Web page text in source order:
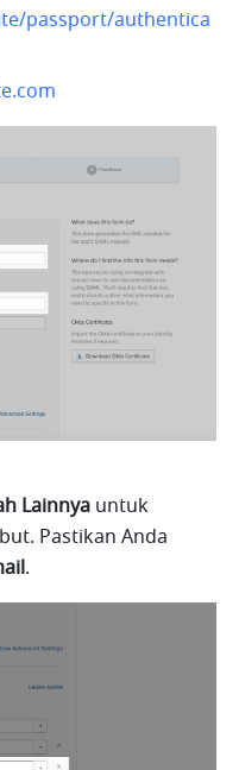
passport/authentica
Lainnya untuk
Pastikan Anda
.